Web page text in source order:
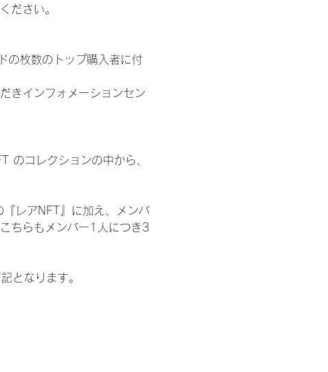
ださい。
の枚数のトップ購入者に付
きインフォメーションセン
のコレクションの中から、
レアNFT』に加え、メンバ
ちらもメンバー1人につき3
となります。